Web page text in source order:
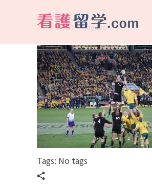
看護留学.com
World Avenueは海外就職、 永住を目指す看護留学をサポートします !
2019.08.12 byMayuko
Tags: No tags